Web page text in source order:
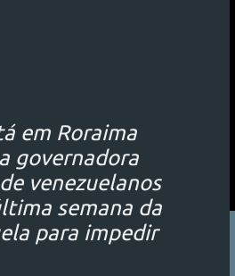
em Roraima
governadora
venezuelanos
semana da
para impedir